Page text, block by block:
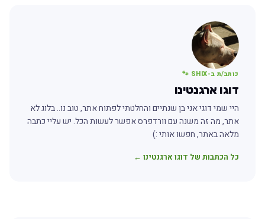
כותב/ת ב-SHIX 🐾
דוגו ארגנטינו
היי שמי דוגי אני בן שנתיים והחלטתי לפתוח אתר, טוב נו.. בלוג לא
אתר, מה זה משנה עם וורדפרס אפשר לעשות הכל. יש עליי כתבה
מלאה באתר, חפשו אותי :)
כל הכתבות של דוגו ארגנטינו ←